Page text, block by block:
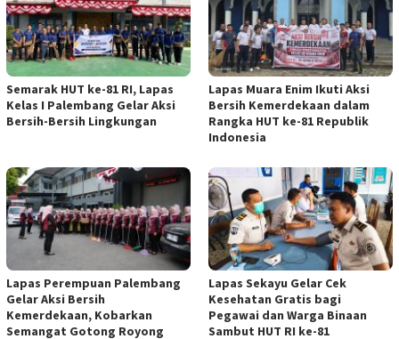
Semarak HUT ke-81 RI, Lapas
Kelas I Palembang Gelar Aksi
Bersih-Bersih Lingkungan
Lapas Muara Enim Ikuti Aksi
Bersih Kemerdekaan dalam
Rangka HUT ke-81 Republik
Indonesia
Lapas Perempuan Palembang
Gelar Aksi Bersih
Kemerdekaan, Kobarkan
Semangat Gotong Royong
Lapas Sekayu Gelar Cek
Kesehatan Gratis bagi
Pegawai dan Warga Binaan
Sambut HUT RI ke-81